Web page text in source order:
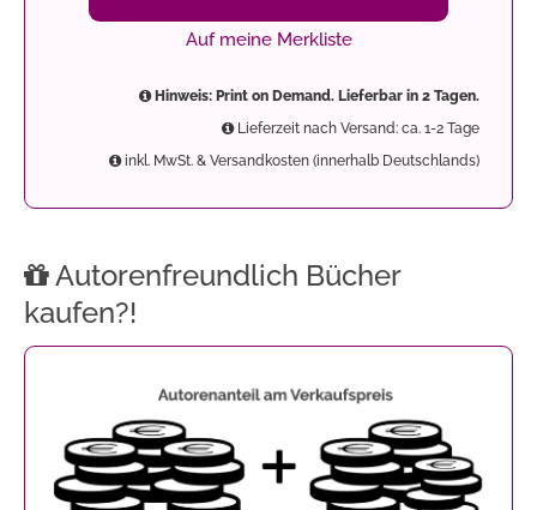
Auf meine Merkliste
Hinweis: Print on Demand. Lieferbar in 2 Tagen.
Lieferzeit nach Versand: ca. 1-2 Tage
inkl. MwSt. & Versandkosten (innerhalb Deutschlands)
Autorenfreundlich Bücher
kaufen?!